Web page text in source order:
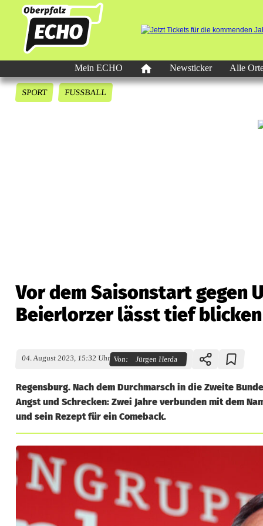
Mein ECHO Newsticker Alle
SPORT FUSSBALL
Vor dem Saisonstart gegen
Beierlorzer lässt tief blicken
04. August 2023, 15:32 Uhr Von: Jürgen Herda
Regensburg. Nach dem Durchmarsch in die Zweite
Angst und Schrecken: Zwei Jahre verbunden mit dem
und sein Rezept für ein Comeback.
V
o
d